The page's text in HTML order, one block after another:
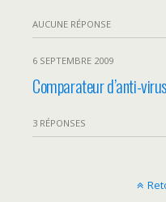
AUCUNE RÉPONSE
6 SEPTEMBRE 2009
Comparateur d’anti-virus
3 RÉPONSES